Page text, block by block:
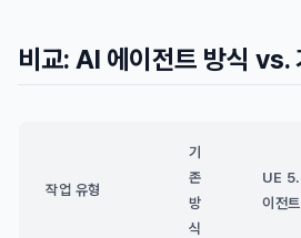
비교: AI 에이전트 방식 vs.
작업 유형
기
존
방
식
UE
이전트